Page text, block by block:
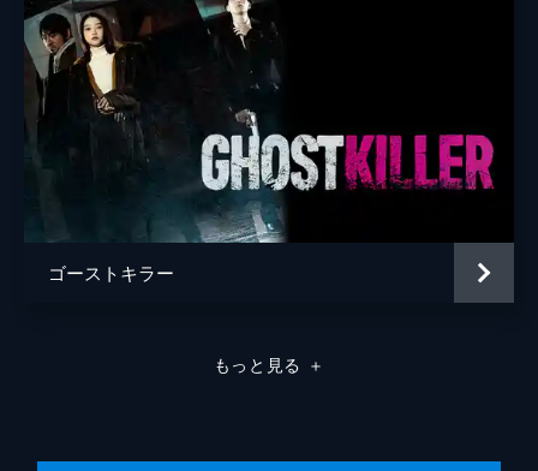
ゴーストキラー
もっと見る ＋